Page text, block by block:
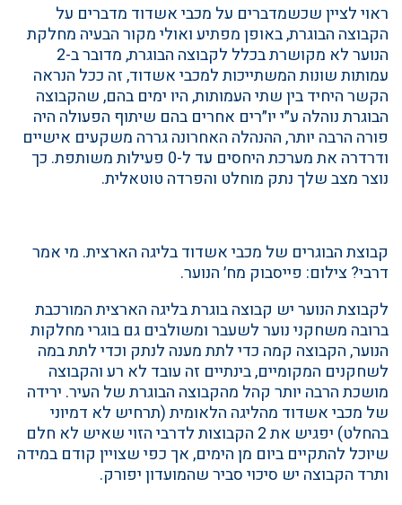
ראוי לציין שכשמדברים על מכבי אשדוד מדברים על
הקבוצה הבוגרת, באופן מפתיע ואולי מקור הבעיה מחלקת
הנוער לא מקושרת בכלל לקבוצה הבוגרת, מדובר ב-2
עמותות שונות המשתייכות למכבי אשדוד, זה ככל הנראה
הקשר היחיד בין שתי העמותות, היו ימים בהם, שהקבוצה
הבוגרת נוהלה ע״י יו״רים אחרים בהם שיתוף הפעולה היה
פורה הרבה יותר, ההנהלה האחרונה גררה משקעים אישיים
ודרדרה את מערכת היחסים עד ל-0 פעילות משותפת. כך
נוצר מצב שלך נתק מוחלט והפרדה טוטאלית.
קבוצת הבוגרים של מכבי אשדוד בליגה הארצית. מי אמר
דרבי? צילום: פייסבוק מח׳ הנוער.
לקבוצת הנוער יש קבוצה בוגרת בליגה הארצית המורכבת
ברובה משחקני נוער לשעבר ומשולבים גם בוגרי מחלקות
הנוער, הקבוצה קמה כדי לתת מענה לנתק וכדי לתת במה
לשחקנים המקומיים, בינתיים זה עובד לא רע והקבוצה
מושכת הרבה יותר קהל מהקבוצה הבוגרת של העיר. ירידה
של מכבי אשדוד מהליגה הלאומית (תרחיש לא דמיוני
בהחלט) יפגיש את 2 הקבוצות לדרבי הזוי שאיש לא חלם
שיוכל להתקיים ביום מן הימים, אך כפי שצויין קודם במידה
ותרד הקבוצה יש סיכוי סביר שהמועדון יפורק.